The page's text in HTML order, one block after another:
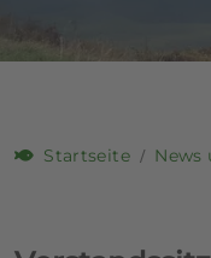
Startseite News